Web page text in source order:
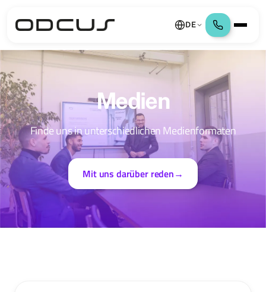
DE
Medien
Finde uns in unterschiedlichen Medienformaten
Mit uns darüber reden→